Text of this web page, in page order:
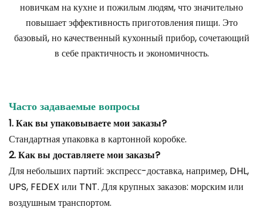
новичкам на кухне и пожилым людям, что значительно
повышает эффективность приготовления пищи. Это
базовый, но качественный кухонный прибор, сочетающий
в себе практичность и экономичность.
Часто задаваемые вопросы
1. Как вы упаковываете мои заказы?
Стандартная упаковка в картонной коробке.
2. Как вы доставляете мои заказы?
Для небольших партий: экспресс-доставка, например, DHL,
UPS, FEDEX или TNT. Для крупных заказов: морским или
воздушным транспортом.